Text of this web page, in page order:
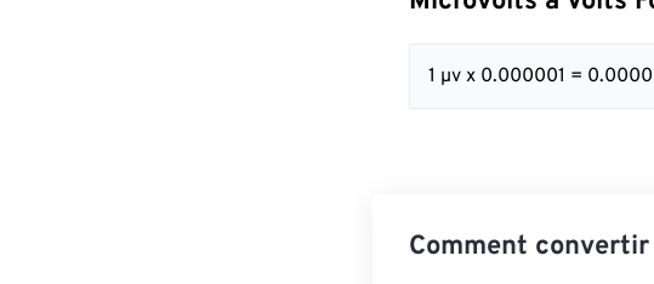
1 µv x 0.000001 =
Comment